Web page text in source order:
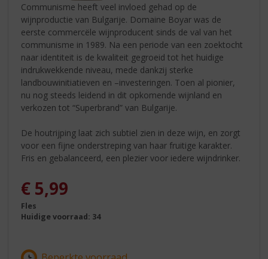
Communisme heeft veel invloed gehad op de
wijnproductie van Bulgarije. Domaine Boyar was de
eerste commercële wijnproducent sinds de val van het
communisme in 1989. Na een periode van een zoektocht
naar identiteit is de kwaliteit gegroeid tot het huidige
indrukwekkende niveau, mede dankzij sterke
landbouwinitiatieven en –investeringen. Toen al pionier,
nu nog steeds leidend in dit opkomende wijnland en
verkozen tot “Superbrand” van Bulgarije.
De houtrijping laat zich subtiel zien in deze wijn, en zorgt
voor een fijne onderstreping van haar fruitige karakter.
Fris en gebalanceerd, een plezier voor iedere wijndrinker.
€ 5,99
Fles
Huidige voorraad: 34